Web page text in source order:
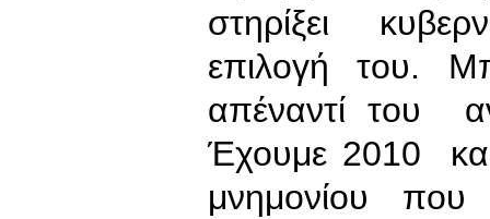
στηρίξει
επιλογή του.
απέναντί του
Έχουμε 2010 και
μνημονίου